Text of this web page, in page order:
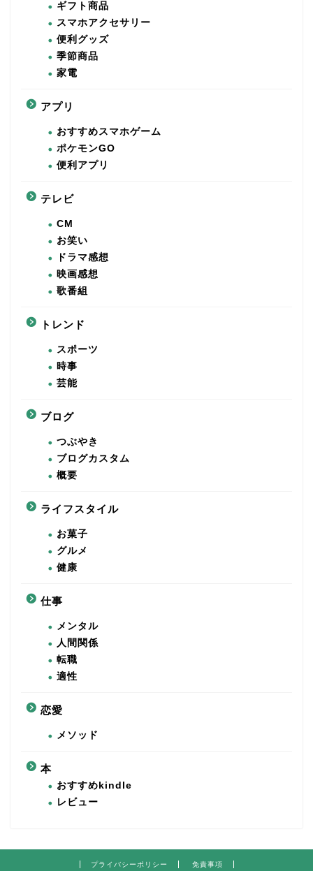
ギフト商品
スマホアクセサリー
便利グッズ
季節商品
家電
アプリ
おすすめスマホゲーム
ポケモンGO
便利アプリ
テレビ
CM
お笑い
ドラマ感想
映画感想
歌番組
トレンド
スポーツ
時事
芸能
ブログ
つぶやき
ブログカスタム
概要
ライフスタイル
お菓子
グルメ
健康
仕事
メンタル
人間関係
転職
適性
恋愛
メソッド
本
おすすめkindle
レビュー
プライバシーポリシー 免責事項